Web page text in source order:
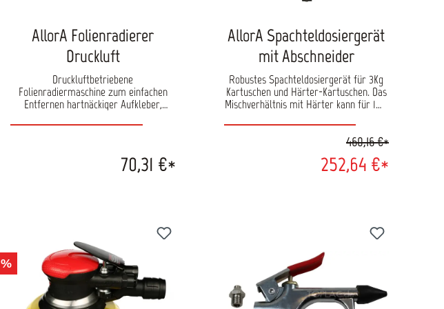
AllorA Folienradierer
Druckluft
Druckluftbetriebene
Folienradiermaschine zum einfachen
Entfernen hartnäckiger Aufkleber,
Lack-,Metall- oder Glasoberflächen. Die
durch den Gummigriff in der Hand.
Achtung: Nicht zu lange auf derselben
70,31 €*
AllorA Spachteldosiergerät
mit Abschneider
Robustes Spachteldosiergerät für 3Kg
Kartuschen und Härter-Kartuschen. Das
Mischverhältnis mit Härter kann für 1%,
Ausführung inkl. Abschneider. Material:
lackierter Stahl Halterung: Aufhängung
zur Wandmontage252,64 €*
460,16 €*
%